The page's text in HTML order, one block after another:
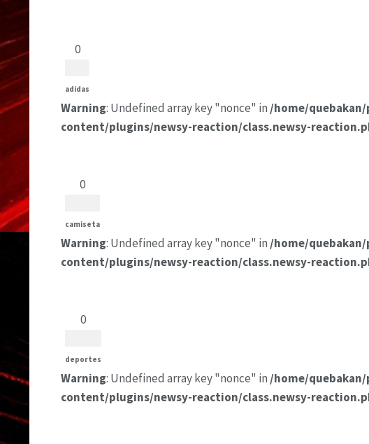
0
adidas
Warning: Undefined array key "nonce" in /home/
content/plugins/newsy-reaction/class.newsy-
0
camiseta
Warning: Undefined array key "nonce" in /home/
content/plugins/newsy-reaction/class.newsy-
0
deportes
Warning: Undefined array key "nonce" in /home/
content/plugins/newsy-reaction/class.newsy-